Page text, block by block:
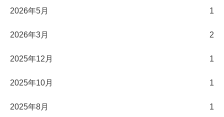
2026年5月 1
2026年3月 2
2025年12月 1
2025年10月 1
2025年8月 1